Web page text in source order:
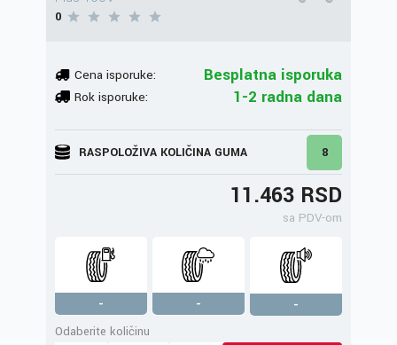
0
Cena isporuke: Besplatna isporuka
Rok isporuke: 1-2 radna dana
RASPOLOŽIVA KOLIČINA GUMA 8
11.463 RSD
sa PDV-om
- -
-
Odaberite količinu